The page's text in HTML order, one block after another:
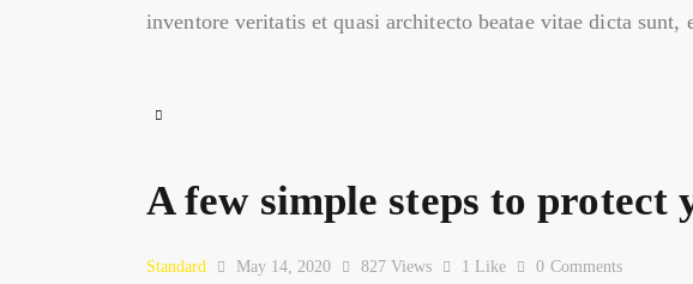
inventore veritatis et quasi architecto beatae vitae dicta
A few simple steps to protect
Standard May 14, 2020 827 Views 1 Like 0 Comments